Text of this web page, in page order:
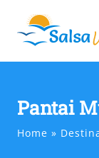
content
Pantai
Home